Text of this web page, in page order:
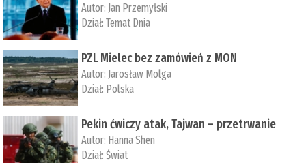
Autor: Jan Przemyłski
Dział:Temat Dnia
PZL Mielec bez zamówień z MON
Autor: Jarosław Molga
Dział: Polska
Pekin ćwiczy atak, Tajwan – przetrwanie
Autor: ­Hanna Shen
Dział:Świat